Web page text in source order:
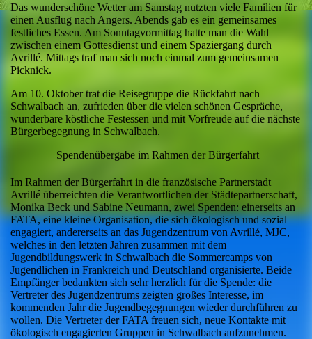
Das wunderschöne Wetter am Samstag nutzten viele Familien für
einen Ausflug nach Angers. Abends gab es ein gemeinsames
festliches Essen. Am Sonntagvormittag hatte man die Wahl
zwischen einem Gottesdienst und einem Spaziergang durch
Avrillé. Mittags traf man sich noch einmal zum gemeinsamen
Picknick.
Am 10. Oktober trat die Reisegruppe die Rückfahrt nach
Schwalbach an, zufrieden über die vielen schönen Gespräche,
wunderbare köstliche Festessen und mit Vorfreude auf die nächste
Bürgerbegegnung in Schwalbach.
Spendenübergabe im Rahmen der Bürgerfahrt
Im Rahmen der Bürgerfahrt in die französische Partnerstadt
Avrillé überreichten die Verantwortlichen der Städtepartnerschaft,
Monika Beck und Sabine Neumann, zwei Spenden: einerseits an
FATA, eine kleine Organisation, die sich ökologisch und sozial
engagiert, andererseits an das Jugendzentrum von Avrillé, MJC,
welches in den letzten Jahren zusammen mit dem
Jugendbildungswerk in Schwalbach die Sommercamps von
Jugendlichen in Frankreich und Deutschland organisierte. Beide
Empfänger bedankten sich sehr herzlich für die Spende: die
Vertreter des Jugendzentrums zeigten großes Interesse, im
kommenden Jahr die Jugendbegegnungen wieder durchführen zu
wollen. Die Vertreter der FATA freuen sich, neue Kontakte mit
ökologisch engagierten Gruppen in Schwalbach aufzunehmen.